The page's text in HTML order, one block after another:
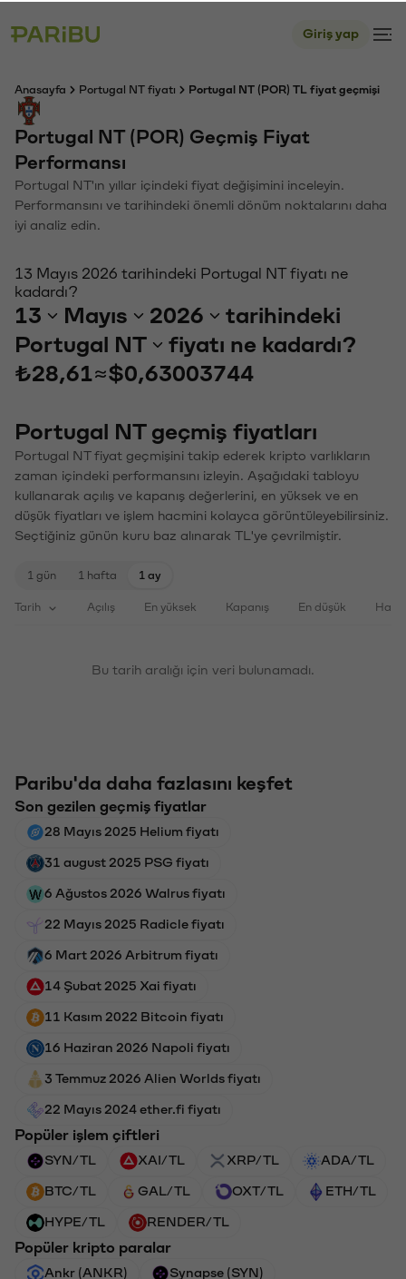
Giriş yap
Anasayfa Portugal NT fiyatı Portugal NT (POR) TL fiyat geçmişi
Portugal NT (POR) Geçmiş Fiyat
Performansı
Portugal NT'ın yıllar içindeki fiyat değişimini inceleyin.
Performansını ve tarihindeki önemli dönüm noktalarını daha
iyi analiz edin.
13 Mayıs 2026 tarihindeki Portugal NT fiyatı ne
kadardı?
13 Mayıs 2026
tarihindeki
Portugal NT
fiyatı ne kadardı?
₺28,61 ≈$0,63003744
Portugal NT geçmiş fiyatları
Portugal NT fiyat geçmişini takip ederek kripto varlıkların
zaman içindeki performansını izleyin. Aşağıdaki tabloyu
kullanarak açılış ve kapanış değerlerini, en yüksek ve en
düşük fiyatları ve işlem hacmini kolayca görüntüleyebilirsiniz.
Seçtiğiniz günün kuru baz alınarak TL'ye çevrilmiştir.
1 gün 1 hafta 1 ay
Tarih Açılış En yüksek Kapanış En düşük
Bu tarih aralığı için veri bulunamadı.
Paribu'da daha fazlasını keşfet
Son gezilen geçmiş fiyatlar
28 Mayıs 2025 Helium fiyatı
31 august 2025 PSG fiyatı
6 Ağustos 2026 Walrus fiyatı
22 Mayıs 2025 Radicle fiyatı
6 Mart 2026 Arbitrum fiyatı
14 Şubat 2025 Xai fiyatı
11 Kasım 2022 Bitcoin fiyatı
16 Haziran 2026 Napoli fiyatı
3 Temmuz 2026 Alien Worlds fiyatı
22 Mayıs 2024 ether.fi fiyatı
Popüler işlem çiftleri
SYN/TL XAI/TL XRP/TL ADA/TL
BTC/TL GAL/TL OXT/TL ETH/TL
HYPE/TL RENDER/TL
Popüler kripto paralar
Ankr (ANKR) Synapse (SYN)